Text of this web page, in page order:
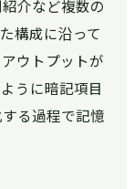
介など複数の
構成に沿って
ウトプットが
うに暗記項目
る過程で記憶